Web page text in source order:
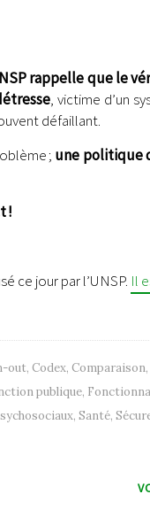
rappelle que le
, victime d’un
défaillant.
; une politique
!
ce jour par l’UNSP. Il
out, Codex, Comparaison,
publique,
, Santé,